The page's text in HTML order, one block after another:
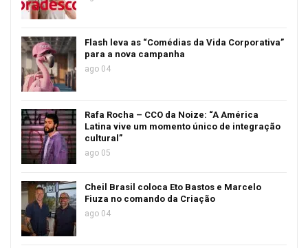
Flash leva as “Comédias da Vida Corporativa”
para a nova campanha
ago 04
Rafa Rocha – CCO da Noize: “A América
Latina vive um momento único de integração
cultural”
ago 05
Cheil Brasil coloca Eto Bastos e Marcelo
Fiuza no comando da Criação
ago 04